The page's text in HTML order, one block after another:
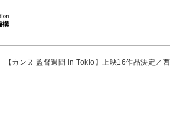
【カンヌ 監督週間 in Tokio】上映16作品決定／